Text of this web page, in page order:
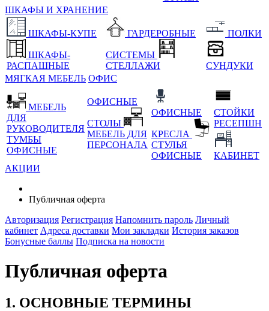
ШКАФЫ И ХРАНЕНИЕ
ШКАФЫ-КУПЕ
ШКАФЫ-
РАСПАШНЫЕ
ГАРДЕРОБНЫЕ
СИСТЕМЫ
СТЕЛЛАЖИ
ПОЛКИ
СУНДУКИ
МЯГКАЯ МЕБЕЛЬ ОФИС
МЕБЕЛЬ
ДЛЯ
РУКОВОДИТЕЛЯ
ТУМБЫ
ОФИСНЫЕ
ОФИСНЫЕ
СТОЛЫ
МЕБЕЛЬ ДЛЯ
ПЕРСОНАЛА
ОФИСНЫЕ
КРЕСЛА
СТУЛЬЯ
ОФИСНЫЕ
СТОЙКИ
РЕСЕПШН
КАБИНЕТ
АКЦИИ
Публичная оферта
Авторизация Регистрация Напомнить пароль Личный
кабинет Адреса доставки Мои закладки История заказов
Бонусные баллы Подписка на новости
Публичная оферта
1. ОСНОВНЫЕ ТЕРМИНЫ